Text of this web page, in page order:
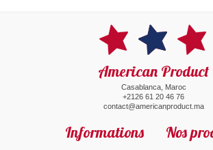
American Product
Casablanca, Maroc
+2126 61 20 46 76
contact@americanproduct.ma
Informations Nos